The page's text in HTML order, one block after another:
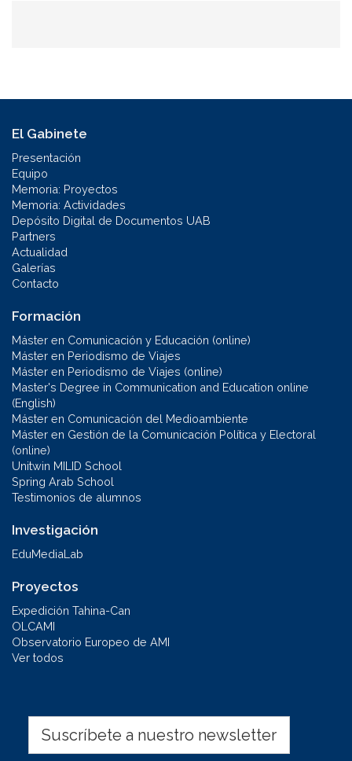
El Gabinete
Presentación
Equipo
Memoria: Proyectos
Memoria: Actividades
Depósito Digital de Documentos UAB
Partners
Actualidad
Galerías
Contacto
Formación
Máster en Comunicación y Educación (online)
Máster en Periodismo de Viajes
Máster en Periodismo de Viajes (online)
Master's Degree in Communication and Education online
(English)
Máster en Comunicación del Medioambiente
Máster en Gestión de la Comunicación Política y Electoral
(online)
Unitwin MILID School
Spring Arab School
Testimonios de alumnos
Investigación
EduMediaLab
Proyectos
Expedición Tahina-Can
OLCAMI
Observatorio Europeo de AMI
Ver todos
Suscríbete a nuestro newsletter